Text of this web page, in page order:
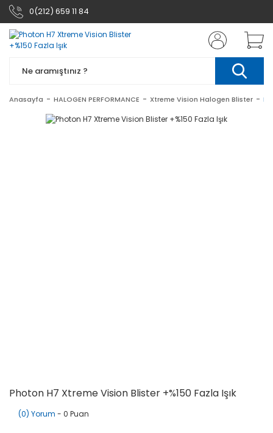
0(212) 659 11 84
Anasayfa HALOGEN PERFORMANCE Xtreme Vision Halogen Blister
Photon H7 Xtreme Vision Blister +%150 Fazla Işık
(0) Yorum - 0 Puan